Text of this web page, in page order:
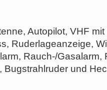
Autopilot, VHF
Ruderlageanzeige,
Rauch-/Gasalarm,
und